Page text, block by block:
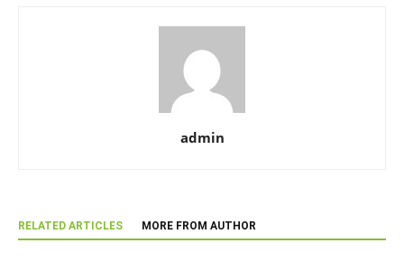
admin
RELATED ARTICLES MORE FROM AUTHOR